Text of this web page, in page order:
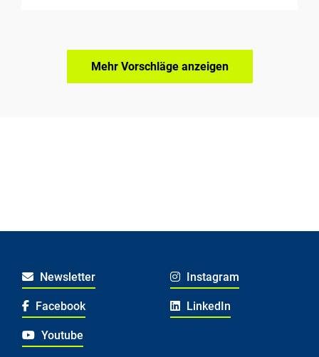
Mehr Vorschläge anzeigen
Newsletter Instagram
Facebook LinkedIn
Youtube